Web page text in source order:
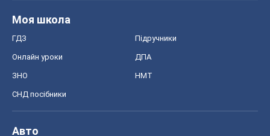
Моя школа
ГДЗ Підручники
Онлайн уроки ДПА
ЗНО НМТ
СНД посібники
Авто